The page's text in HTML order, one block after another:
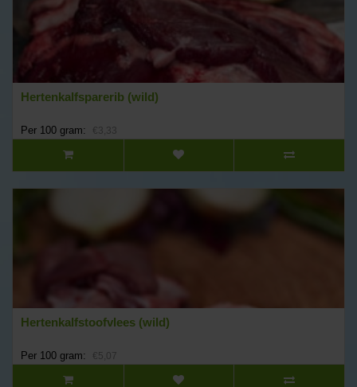
Hertenkalfsparerib (wild)
Per 100 gram: €3,33
Hertenkalfstoofvlees (wild)
Per 100 gram: €5,07